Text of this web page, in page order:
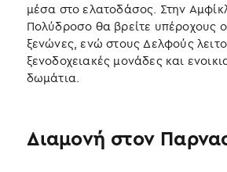
μέσα στο ελατοδάσος. Στην
Πολύδροσο θα βρείτε υπέροχους
ξενώνες, ενώ στους Δελφούς
ξενοδοχειακές μονάδες και
δωμάτια.
Διαμονή στον